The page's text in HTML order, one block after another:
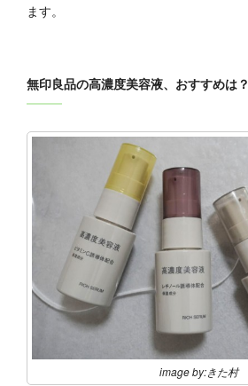
ます。
無印良品の高濃度美容液、おすすめは？
image by:きた村